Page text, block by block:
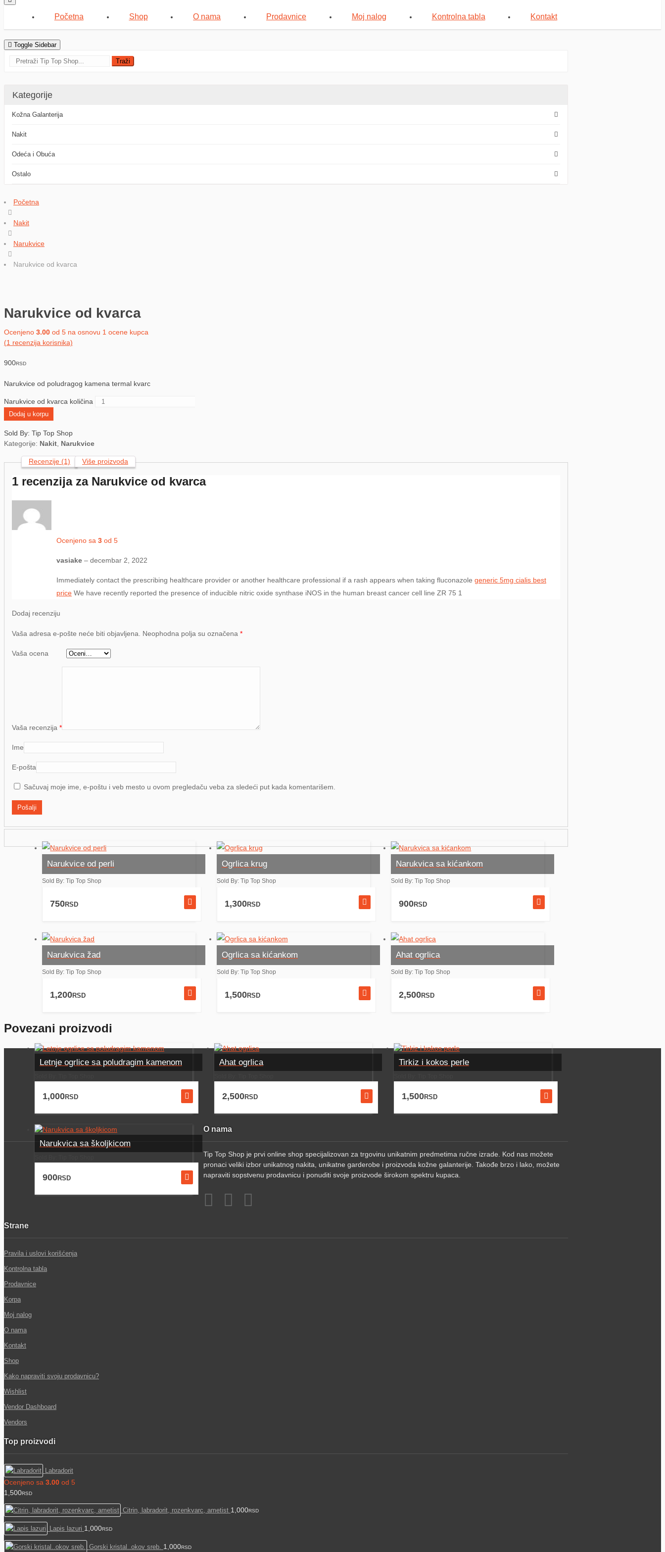
Početna Shop O nama Prodavnice Moj nalog Kontrolna tabla Kontakt
Toggle Sidebar
Traži
Kategorije
Kožna Galanterija
Nakit
Odeća i Obuća
Ostalo
Početna
Nakit
Narukvice
Narukvice od kvarca
Narukvice od kvarca
Ocenjeno 3.00 od 5 na osnovu 1 ocene kupca
(1 recenzija korisnika)
900RSD
Narukvice od poludragog kamena termal kvarc
Narukvice od kvarca količina
Dodaj u korpu
Sold By: Tip Top Shop
Kategorije: Nakit, Narukvice
Recenzije (1) Više proizvoda
1 recenzija za Narukvice od kvarca
Ocenjeno sa 3 od 5
vasiake – decembar 2, 2022
Immediately contact the prescribing healthcare provider or another healthcare professional if a rash appears when taking fluconazole generic 5mg cialis best
price We have recently reported the presence of inducible nitric oxide synthase iNOS in the human breast cancer cell line ZR 75 1
Dodaj recenziju
Vaša adresa e-pošte neće biti objavljena. Neophodna polja su označena *
Vaša ocena
Vaša recenzija *
Ime
E-pošta
Sačuvaj moje ime, e-poštu i veb mesto u ovom pregledaču veba za sledeći put kada komentarišem.
Narukvice od perli
Sold By: Tip Top Shop
750RSD
Ogrlica krug
Sold By: Tip Top Shop
1,300RSD
Narukvica sa kićankom
Sold By: Tip Top Shop
900RSD
Narukvica žad
Sold By: Tip Top Shop
1,200RSD
Ogrlica sa kićankom
Sold By: Tip Top Shop
1,500RSD
Ahat ogrlica
Sold By: Tip Top Shop
2,500RSD
Povezani proizvodi
Letnje ogrlice sa poludragim kamenom
1,000RSD
Ahat ogrlica
2,500RSD
Tirkiz i kokos perle
1,500RSD
Narukvica sa školjkicom
900RSD
O nama
Tip Top Shop je prvi online shop specijalizovan za trgovinu unikatnim predmetima ručne izrade. Kod nas možete
pronaci veliki izbor unikatnog nakita, unikatne garderobe i proizvoda kožne galanterije. Takođe brzo i lako, možete
napraviti sopstvenu prodavnicu i ponuditi svoje proizvode širokom spektru kupaca.
Strane
Pravila i uslovi korišćenja
Kontrolna tabla
Prodavnice
Korpa
Moj nalog
O nama
Kontakt
Shop
Kako napraviti svoju prodavnicu?
Wishlist
Vendor Dashboard
Vendors
Top proizvodi
Labradorit
Ocenjeno sa 3.00 od 5
1,500RSD
Citrin, labradorit, rozenkvarc, ametist 1,000RSD
Lapis lazuri 1,000RSD
Gorski kristal..okov sreb. 1,000RSD